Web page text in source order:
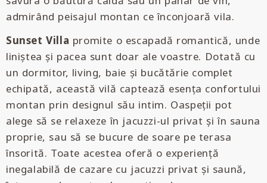
admirând peisajul montan ce înconjoară vila.
Sunset Villa promite o escapadă romantică, unde
liniștea și pacea sunt doar ale voastre. Dotată cu
un dormitor, living, baie și bucătărie complet
echipată, această vilă captează esența confortului
montan prin designul său intim. Oaspeții pot
alege să se relaxeze în jacuzzi-ul privat și în sauna
proprie, sau să se bucure de soare pe terasa
însorită. Toate acestea oferă o experiență
inegalabilă de cazare cu jacuzzi privat și saună,